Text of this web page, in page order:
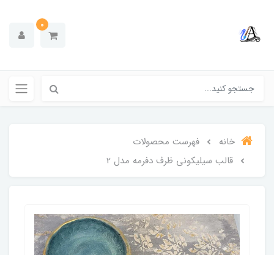
0
خانه
فهرست محصولات
قالب سیلیکونی ظرف دفرمه مدل 2